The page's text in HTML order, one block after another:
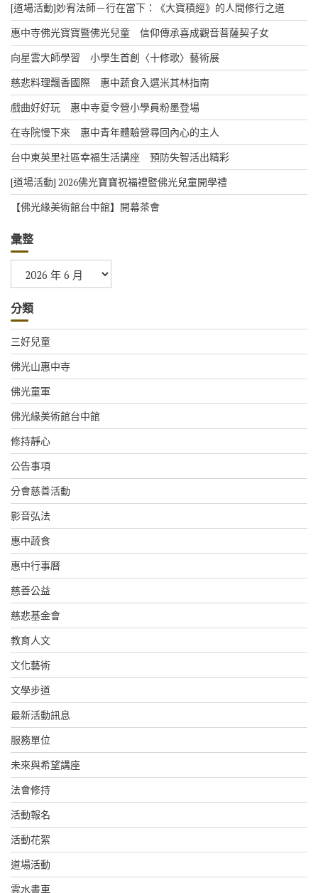
[道場活動]妙宥法師－行在當下：《大寶積經》的人間修行之道
惠中寺佛光寶寶暨佛光兒童 信仰傳承喜成觀音菩薩契子女
向星雲大師學習 小學生首創〈十修歌〉藝術展
慈悲料理飄香國際 惠中蔬食入選米其林指南
戲曲好好玩 惠中寺夏令營小學員粉墨登場
在寺院慢下來 惠中青年體驗營尋回內心的主人
台中東英里社區幸福生活講座 預防失智活出精彩
[道場活動] 2026佛光寶寶祝福禮暨佛光兒童開學禮
【佛光緣美術館台中館】開幕茶會
彙整
整
分類
三好兒童
佛光山惠中寺
佛光童軍
佛光緣美術館台中館
修持靜心
公告事項
分會慈善活動
影音弘法
惠中蔬食
惠中行事曆
慈善公益
慈悲基金會
教育人文
文化藝術
文學步道
最新活動訊息
服務單位
未來與希望講座
法會修持
活動報名
活動花絮
道場活動
雲水書車